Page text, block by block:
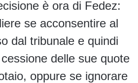
è ora di Fedez:
se acconsentire al
dal tribunale e quindi
delle sue quote
oppure se ignorare